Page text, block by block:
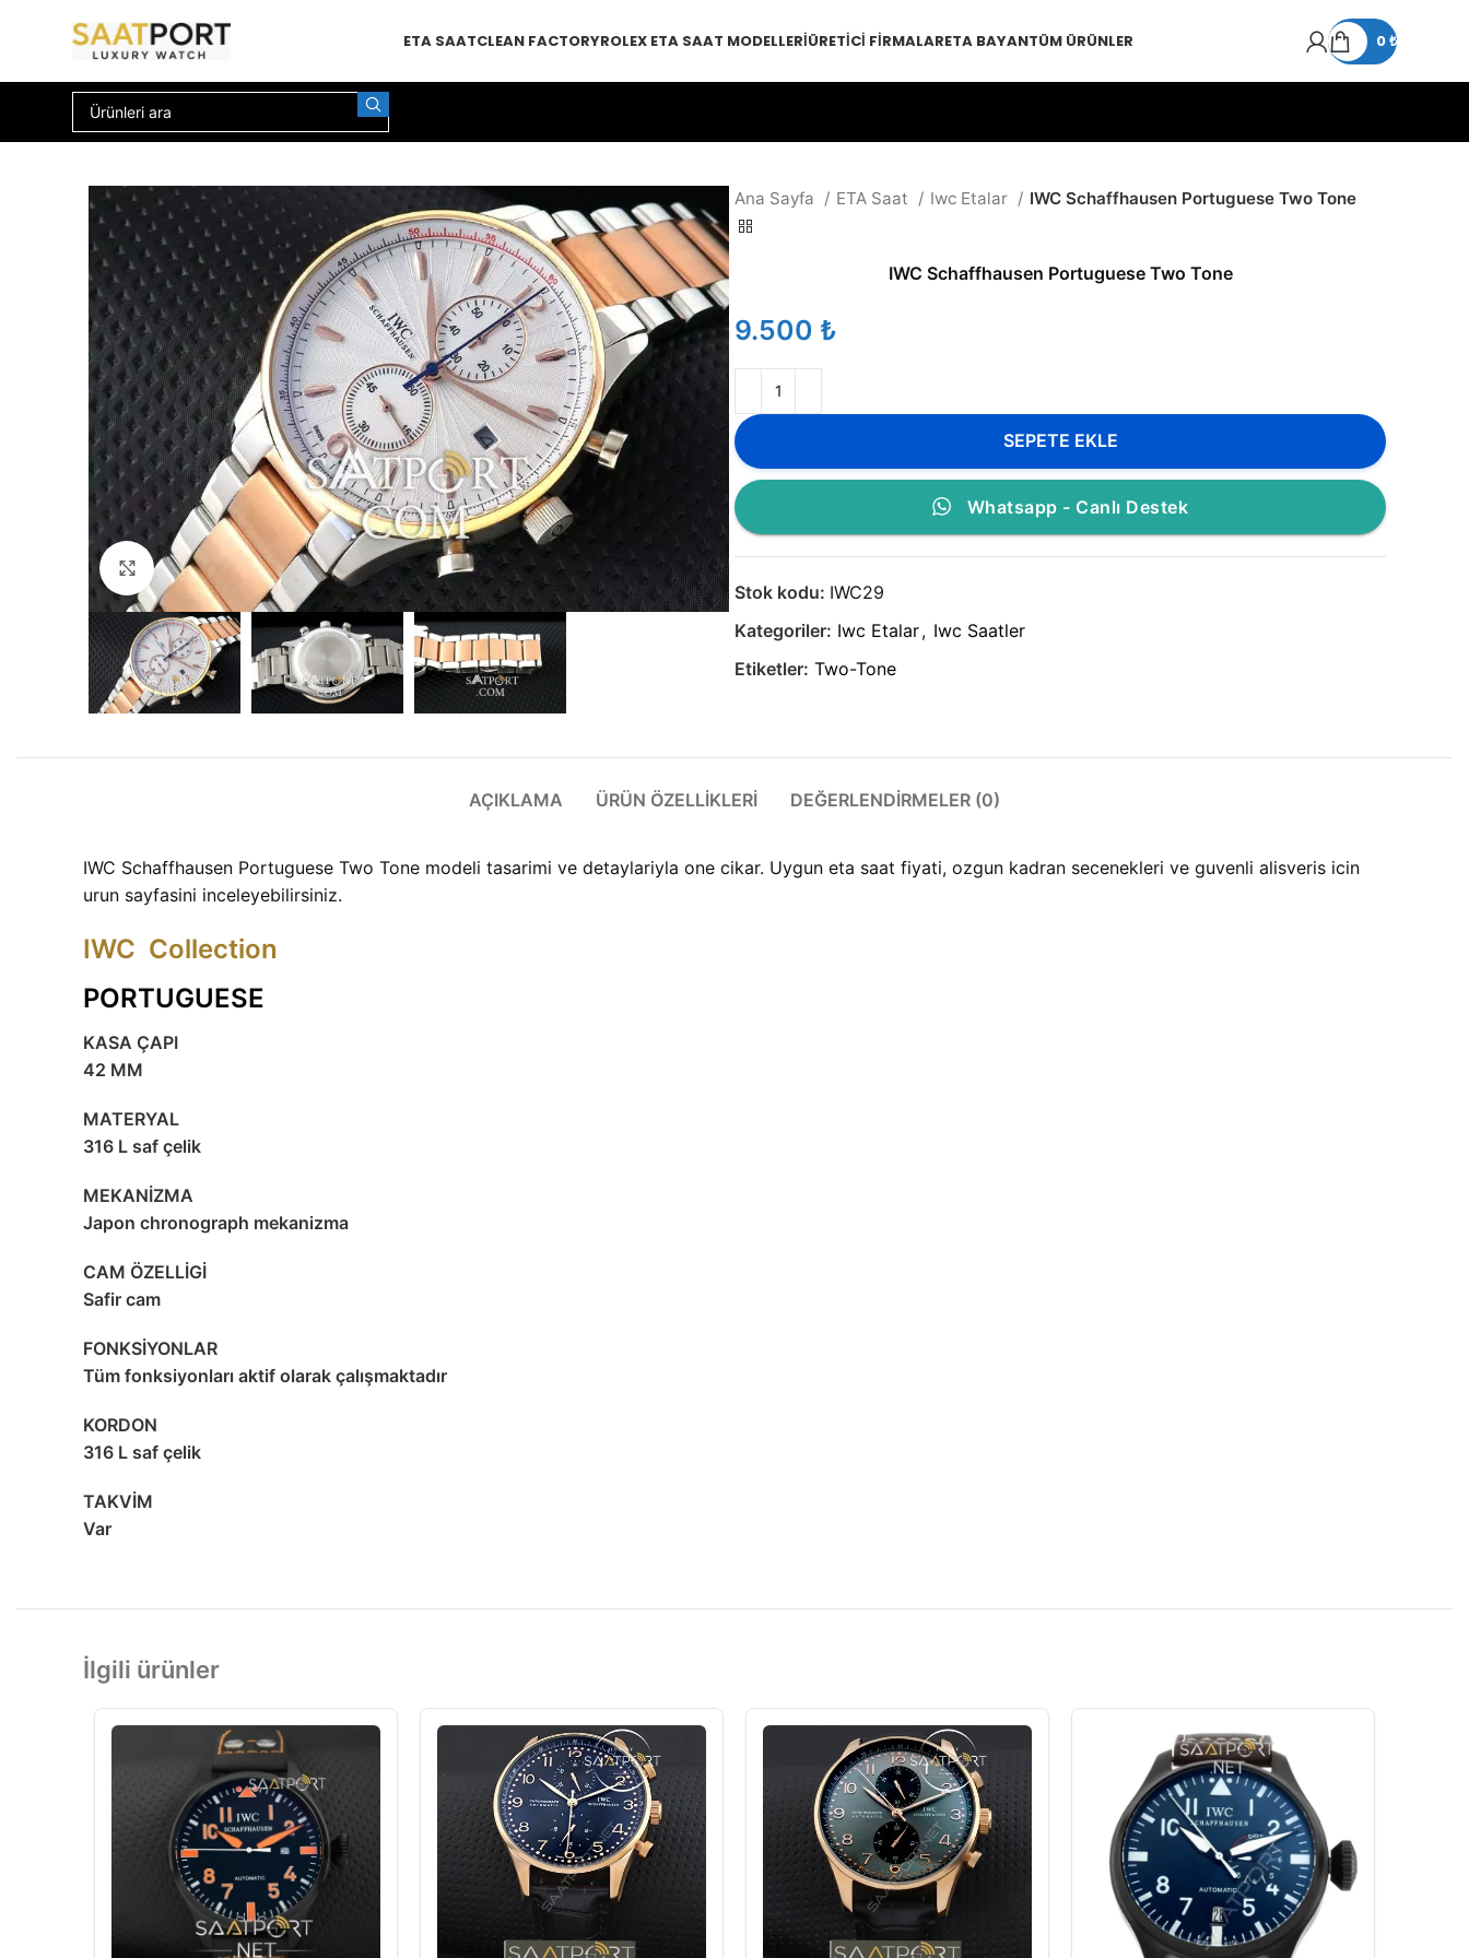
ETA SAATCLEAN FACTORYROLEX ETA SAAT MODELLERIÜRETICI FIRMALARETA BAYANTÜM ÜRÜNLER 0₺
Büyütmek için tıklayın
Ana Sayfa ETA Saat Iwc Etalar IWC Schaffhausen Portuguese Two Tone
IWC Schaffhausen Portuguese Two Tone
₺
SEPETE EKLE
Whatsapp - Canlı Destek
Stok kodu: IWC29
Kategoriler: Iwc Etalar, Iwc Saatler
Etiketler: Two-Tone
AÇIKLAMA ÜRÜN ÖZELLIKLERI DEĞERLENDIRMELER (0)
IWC Schaffhausen Portuguese Two Tone modeli tasarimi ve detaylariyla one cikar. Uygun eta saat fiyati, ozgun kadran secenekleri ve guvenli alisveris icin
urun sayfasini inceleyebilirsiniz.
IWC Collection
PORTUGUESE
KASA ÇAPI
42 MM
MATERYAL
316 L saf çelik
MEKANİZMA
Japon chronograph mekanizma
CAM ÖZELLİGİ
Safir cam
FONKSİYONLAR
Tüm fonksiyonları aktif olarak çalışmaktadır
KORDON
316 L saf çelik
TAKVİM
Var
İlgili ürünler